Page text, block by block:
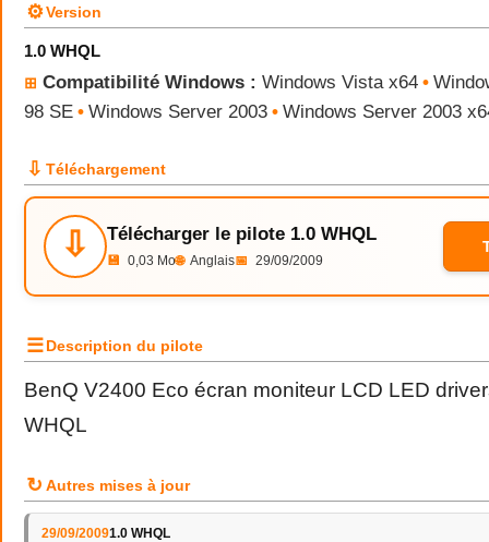
⚙Version
1.0 WHQL
⊞ Compatibilité Windows : Windows Vista x64 •
98 SE • Windows Server 2003 • Windows Server 2003
⇩ Téléchargement
⇩ Télécharger le pilote 1.0 WHQL
💾 0,03 Mo🌐 Anglais📅 29/09/2009
☰Description du pilote
BenQ V2400 Eco écran moniteur LCD LED
WHQL
↻ Autres mises à jour
29/09/20091.0 WHQL